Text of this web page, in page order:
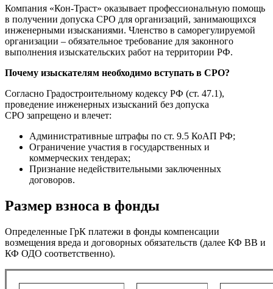
Компания «Кон-Траст» оказывает профессиональную помощь
в получении допуска СРО для организаций, занимающихся
инженерными изысканиями. Членство в саморегулируемой
организации – обязательное требование для законного
выполнения изыскательских работ на территории РФ.
Почему изыскателям необходимо вступать в СРО?
Согласно Градостроительному кодексу РФ (ст. 47.1),
проведение инженерных изысканий без допуска
СРО запрещено и влечет:
Административные штрафы по ст. 9.5 КоАП РФ;
Ограничение участия в государственных и
коммерческих тендерах;
Признание недействительными заключенных
договоров.
Размер взноса в фонды
Определенные ГрК платежи в фонды компенсации
возмещения вреда и договорных обязательств (далее КФ ВВ и
КФ ОДО соответственно).